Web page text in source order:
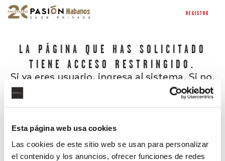
Esta página web usa cookies
Las cookies de este sitio web se usan para personalizar
el contenido y los anuncios, ofrecer funciones de redes
REGISTRO
LA PÁGINA QUE HAS SOLICITADO
TIENE ACCESO RESTRINGIDO.
Si ya eres usuario, ingresa al sistema. Si no,